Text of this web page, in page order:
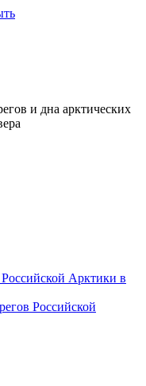
и дна арктических
Арктики в
Российской